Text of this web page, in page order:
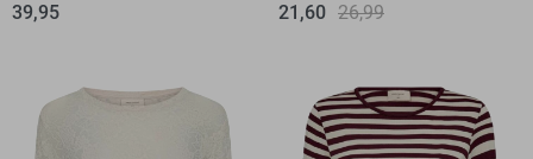
39,95
21,60 26,99